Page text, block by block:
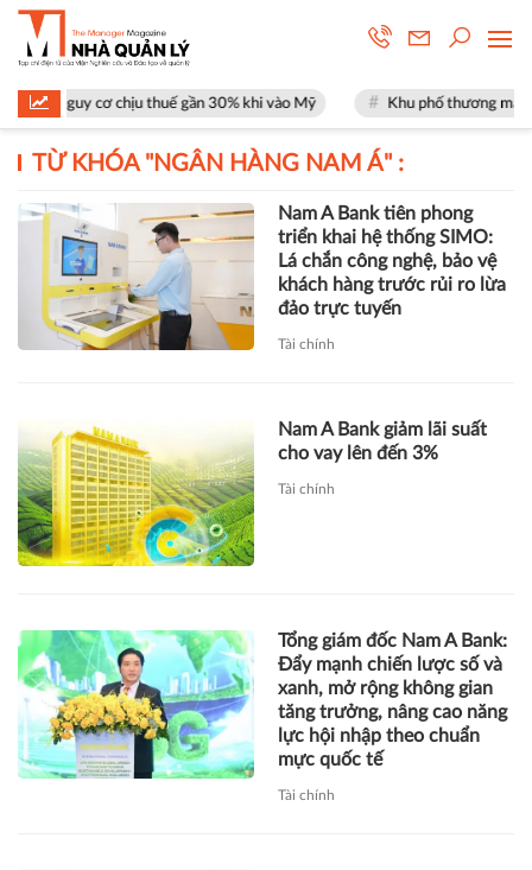
nguy cơ chịu thuế gần 30% khi vào Mỹ Khu phố thương mại
TỪ KHÓA " NGÂN HÀNG NAM Á" :
Nam A Bank tiên phong
triển khai hệ thống SIMO:
Lá chắn công nghệ, bảo vệ
khách hàng trước rủi ro lừa
đảo trực tuyến
Tài chính
Nam A Bank giảm lãi suất
cho vay lên đến 3%
Tài chính
Tổng giám đốc Nam A Bank:
Đẩy mạnh chiến lược số và
xanh, mở rộng không gian
tăng trưởng, nâng cao năng
lực hội nhập theo chuẩn
mực quốc tế
Tài chính